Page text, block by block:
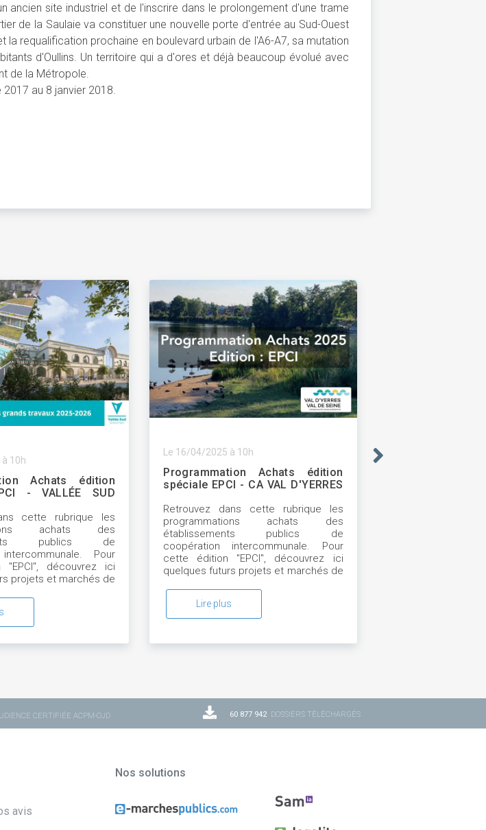
ancien site industriel et de l'inscrire dans le prolongement d'une trame
de la Saulaie va constituer une nouvelle porte d'entrée au Sud-Ouest
requalification prochaine en boulevard urbain de l'A6-A7, sa mutation
d'Oullins. Un territoire qui a d'ores et déjà beaucoup évolué avec
de la Métropole.
au 8 janvier 2018.
à 10h
Achats édition
- VALLÉE SUD
cette rubrique les
achats des
publics de
Pour
découvrez ici
projets et marchés de
Le 16/04/2025 à 10h
Programmation Achats édition
spéciale EPCI - CA VAL D'YERRES
Retrouvez dans cette rubrique les
programmations achats des
établissements publics de
coopération intercommunale. Pour
cette édition "EPCI", découvrez ici
quelques futurs projets et marchés de
Lire plus
CERTIFIÉE ACPM-OJD 60 877 942DOSSIERS TÉLÉCHARGÉS
avis
Nos solutions